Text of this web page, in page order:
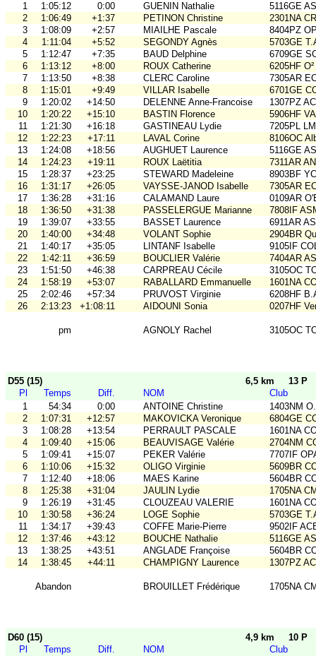
1
1:05:12 0:00 GUENIN Nathalie
5116GE
2
1:06:49 +1:37 PETINON Christine
2301NA
3
1:08:09 +2:57 MIAILHE Pascale
8404PZ
4
1:11:04 +5:52 SEGONDY Agnès
5703GE
5
1:12:47 +7:35 BAUD Delphine
6709GE
6
1:13:12 +8:00 ROUX Catherine
6205HF O²
7
1:13:50 +8:38 CLERC Caroline
7305AR
8
1:15:01 +9:49 VILLAR Isabelle
6701GE
9
1:20:02 +14:50 DELENNE Anne-Francoise
1307PZ
10
1:20:22 +15:10 BASTIN Florence
5906HF
11
1:21:30 +16:18 GASTINEAU Lydie
7205PL
12
1:22:23 +17:11 LAVAL Corine
8106OC
13
1:24:08 +18:56 AUGHUET Laurence
5116GE
14
1:24:23 +19:11 ROUX Laëtitia
7311AR
15
1:28:37 +23:25 STEWARD Madeleine
8903BF
16
1:31:17 +26:05 VAYSSE-JANOD Isabelle
7305AR
17
1:36:28 +31:16 CALAMAND Laure
0109AR
18
1:36:50 +31:38 PASSELERGUE Marianne
7808IF
19
1:39:07 +33:55 BASSET Laurence
6911AR
20
1:40:00 +34:48 VOLANT Sophie
2904BR
21
1:40:17 +35:05 LINTANF Isabelle
9105IF
22
1:42:11 +36:59 BOUCLIER Valérie
7404AR
23
1:51:50 +46:38 CARPREAU Cécile
3105OC
24
1:58:19 +53:07 RABALLARD Emmanuelle
1601NA
25
2:02:46 +57:34 PRUVOST Virginie
6208HF
26
2:13:23 +1:08:11 AIDOUNI Sonia 0207HF
pm AGNOLY Rachel 3105OC
D55 (15) 6,5 km
13 P
Pl
Temps Diff. NOM
Club
1
54:34 0:00 ANTOINE Christine
1403NM
2
1:07:31 +12:57 MAKOVICKA Veronique
6804GE
3
1:08:28 +13:54 PERRAULT PASCALE
1601NA
4
1:09:40 +15:06 BEAUVISAGE Valérie
2704NM
5
1:09:41 +15:07 PEKER Valérie
7707IF
6
1:10:06 +15:32 OLIGO Virginie
5609BR
7
1:12:40 +18:06 MAES Karine
5604BR
8
1:25:38 +31:04 JAULIN Lydie
1705NA
9
1:26:19 +31:45 CLOUZEAU VALERIE
1601NA
10
1:30:58 +36:24 LOGE Sophie
5703GE
11
1:34:17 +39:43 COFFE Marie-Pierre
9502IF
12
1:37:46 +43:12 BOUCHE Nathalie
5116GE
13
1:38:25 +43:51 ANGLADE Françoise
5604BR
14
1:38:45 +44:11 CHAMPIGNY Laurence 1307PZ
Abandon BROUILLET Frédérique 1705NA
D60 (15) 4,9 km
10 P
Pl
Temps Diff. NOM
Club